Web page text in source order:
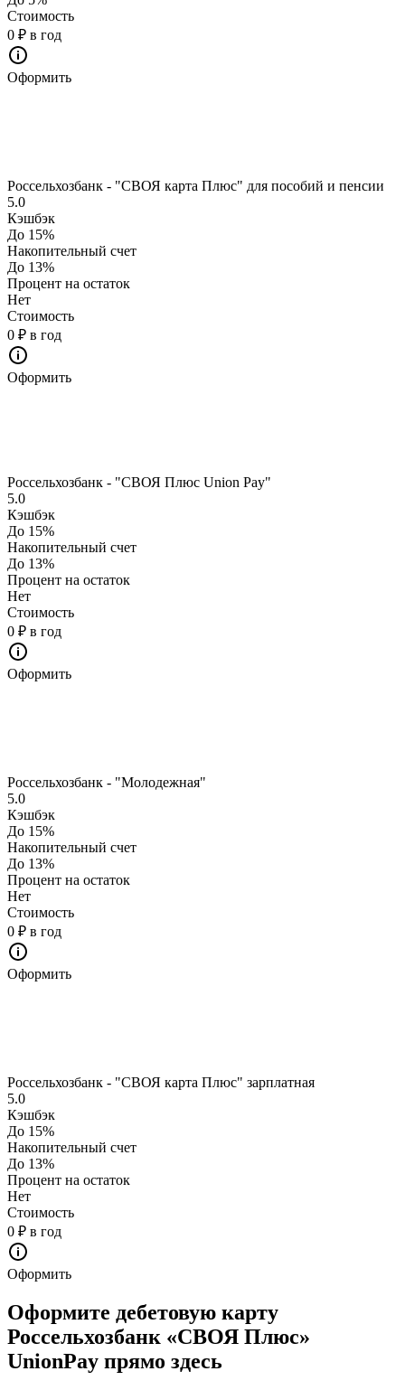
Стоимость
0 ₽ в год
Оформить
Россельхозбанк - "СВОЯ карта Плюс" для пособий и пенсии
5.0
Кэшбэк
До 15%
Накопительный счет
До 13%
Процент на остаток
Нет
Стоимость
0 ₽ в год
Оформить
Россельхозбанк - "СВОЯ Плюс Union Pay"
5.0
Кэшбэк
До 15%
Накопительный счет
До 13%
Процент на остаток
Нет
Стоимость
0 ₽ в год
Оформить
Россельхозбанк - "Молодежная"
5.0
Кэшбэк
До 15%
Накопительный счет
До 13%
Процент на остаток
Нет
Стоимость
0 ₽ в год
Оформить
Россельхозбанк - "СВОЯ карта Плюс" зарплатная
5.0
Кэшбэк
До 15%
Накопительный счет
До 13%
Процент на остаток
Нет
Стоимость
0 ₽ в год
Оформить
Оформите дебетовую карту
Россельхозбанк «СВОЯ Плюс»
UnionPay прямо здесь